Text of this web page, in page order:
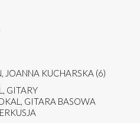
JOANNA KUCHARSKA (6)
GITARY
GITARA BASOWA